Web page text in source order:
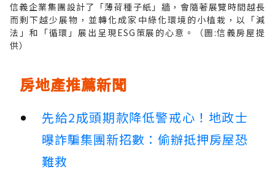
信義企業集團設計了「薄荷種子紙」牆，會隨著展覽時間越長
而剩下越少展物，並轉化成家中綠化環境的小植栽，以「減
法」和「循環」展出呈現ESG策展的心意。（圖:信義房屋提
供）
房地產推薦新聞
先給2成頭期款降低警戒心！地政士
曝詐騙集團新招數：偷辦抵押房屋恐
難救